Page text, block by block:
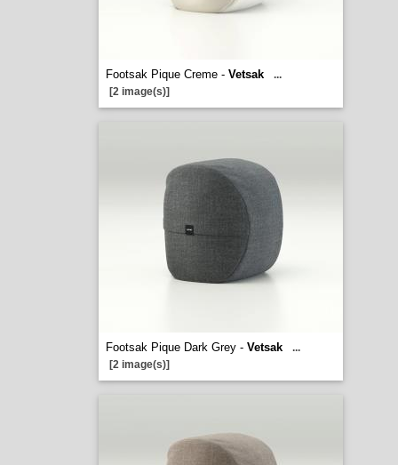
Footsak Pique Creme - Vetsak
...
[2 image(s)]
Footsak Pique Dark Grey - Vetsak
...
[2 image(s)]